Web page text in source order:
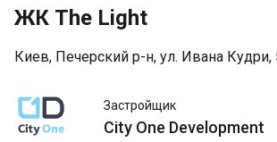
ЖК The Light
Киев, Печерский р-н, ул. Ивана Кудри,
City One
Development
Застройщик
City One Development